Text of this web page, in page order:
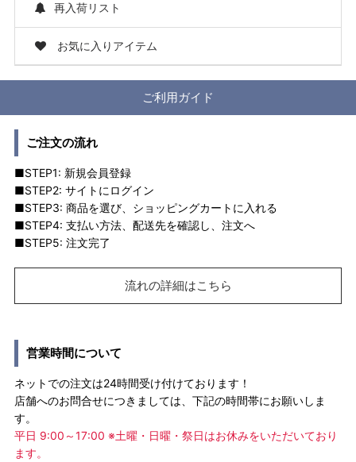
再入荷リスト
お気に入りアイテム
ご利用ガイド
ご注文の流れ
■STEP1: 新規会員登録
■STEP2: サイトにログイン
■STEP3: 商品を選び、ショッピングカートに入れる
■STEP4: 支払い方法、配送先を確認し、注文へ
■STEP5: 注文完了
流れの詳細はこちら
営業時間について
ネットでの注文は24時間受け付けております！
店舗へのお問合せにつきましては、下記の時間帯にお願いしま
す。
平日 9:00～17:00 ※土曜・日曜・祭日はお休みをいただいており
ます。